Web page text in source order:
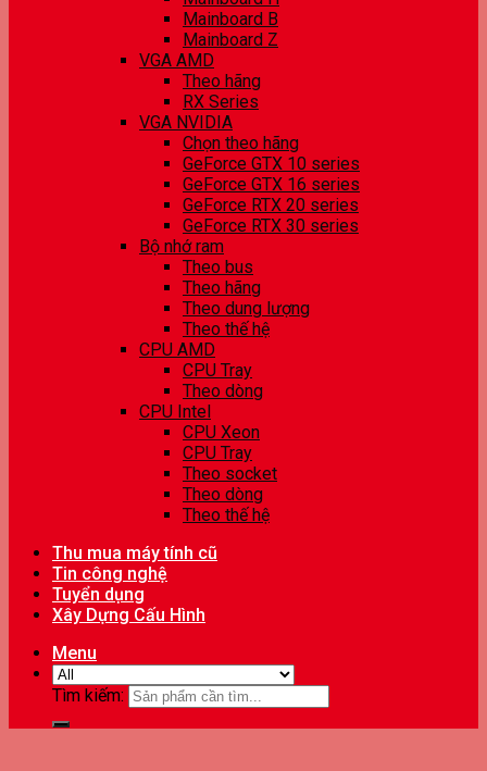
Mainboard B
Mainboard Z
VGA AMD
Theo hãng
RX Series
VGA NVIDIA
Chọn theo hãng
GeForce GTX 10 series
GeForce GTX 16 series
GeForce RTX 20 series
GeForce RTX 30 series
Bộ nhớ ram
Theo bus
Theo hãng
Theo dung lượng
Theo thế hệ
CPU AMD
CPU Tray
Theo dòng
CPU Intel
CPU Xeon
CPU Tray
Theo socket
Theo dòng
Theo thế hệ
Thu mua máy tính cũ
Tin công nghệ
Tuyển dụng
Xây Dựng Cấu Hình
Menu
Tìm kiếm: